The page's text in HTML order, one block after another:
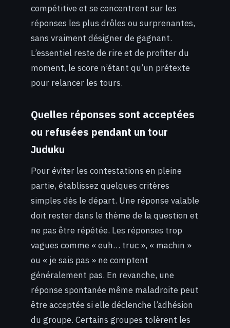
compétitive et se concentrent sur les
réponses les plus drôles ou surprenantes,
sans vraiment désigner de gagnant.
L’essentiel reste de rire et de profiter du
moment, le score n’étant qu’un prétexte
pour relancer les tours.
Quelles réponses sont acceptées
ou refusées pendant un tour
Juduku
Pour éviter les contestations en pleine
partie, établissez quelques critères
simples dès le départ. Une réponse valable
doit rester dans le thème de la question et
ne pas être répétée. Les réponses trop
vagues comme « euh… truc », « machin »
ou « je sais pas » ne comptent
généralement pas. En revanche, une
réponse spontanée même maladroite peut
être acceptée si elle déclenche l’adhésion
du groupe. Certains groupes tolèrent les